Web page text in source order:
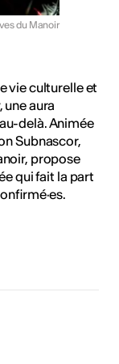
du Manoir
vie culturelle et
aura
delà. Animée
Subnascor,
propose
qui fait la part